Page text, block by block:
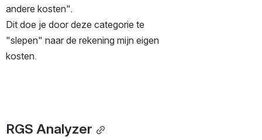
andere kosten".
Dit doe je door deze categorie te
"slepen" naar de rekening mijn eigen
kosten.
RGS Analyzer